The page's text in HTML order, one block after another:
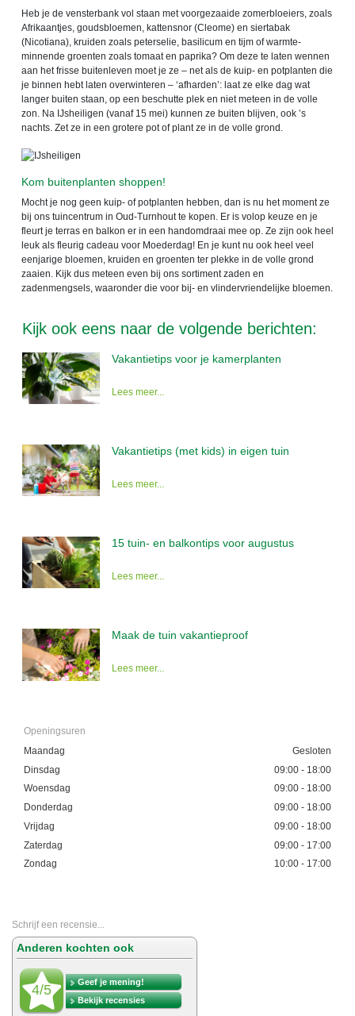
Heb je de vensterbank vol staan met voorgezaaide zomerbloeiers, zoals
Afrikaantjes, goudsbloemen, kattensnor (Cleome) en siertabak
(Nicotiana), kruiden zoals peterselie, basilicum en tijm of warmte-
minnende groenten zoals tomaat en paprika? Om deze te laten wennen
aan het frisse buitenleven moet je ze – net als de kuip- en potplanten die
je binnen hebt laten overwinteren – ‘afharden’: laat ze elke dag wat
langer buiten staan, op een beschutte plek en niet meteen in de volle
zon. Na IJsheiligen (vanaf 15 mei) kunnen ze buiten blijven, ook ’s
nachts. Zet ze in een grotere pot of plant ze in de volle grond.
Kom buitenplanten shoppen!
Mocht je nog geen kuip- of potplanten hebben, dan is nu het moment ze
bij ons tuincentrum in Oud-Turnhout te kopen. Er is volop keuze en je
fleurt je terras en balkon er in een handomdraai mee op. Ze zijn ook heel
leuk als fleurig cadeau voor Moederdag! En je kunt nu ook heel veel
eenjarige bloemen, kruiden en groenten ter plekke in de volle grond
zaaien. Kijk dus meteen even bij ons sortiment zaden en
zadenmengsels, waaronder die voor bij- en vlindervriendelijke bloemen.
Kijk ook eens naar de volgende berichten:
Vakantietips voor je kamerplanten
Lees meer...
Vakantietips (met kids) in eigen tuin
Lees meer...
15 tuin- en balkontips voor augustus
Lees meer...
Maak de tuin vakantieproof
Lees meer...
Openingsuren
Maandag
Gesloten
Dinsdag
09:00 - 18:00
Woensdag
09:00 - 18:00
Donderdag
09:00 - 18:00
Vrijdag
09:00 - 18:00
Zaterdag
09:00 - 17:00
Zondag
10:00 - 17:00
Schrijf een recensie...